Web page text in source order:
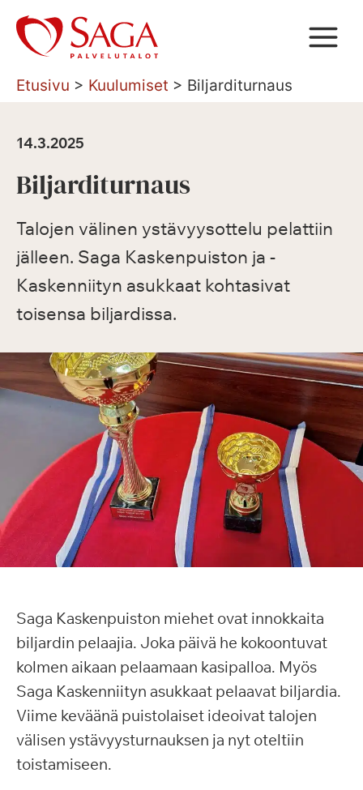
Siirry
sisältöön
Etusivu > Kuulumiset > Biljarditurnaus
14.3.2025
Biljarditurnaus
Talojen välinen ystävyysottelu pelattiin
jälleen. Saga Kaskenpuiston ja -
Kaskenniityn asukkaat kohtasivat
toisensa biljardissa.
Saga Kaskenpuiston miehet ovat innokkaita
biljardin pelaajia. Joka päivä he kokoontuvat
kolmen aikaan pelaamaan kasipalloa. Myös
Saga Kaskenniityn asukkaat pelaavat biljardia.
Viime keväänä puistolaiset ideoivat talojen
välisen ystävyysturnauksen ja nyt oteltiin
toistamiseen.